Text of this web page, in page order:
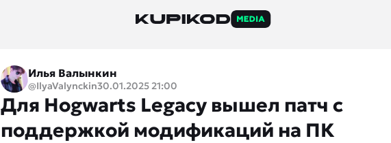
Илья Валынкин
@IlyaValynckin30.01.2025 21:00
Для Hogwarts Legacy вышел патч с
поддержкой модификаций на ПК